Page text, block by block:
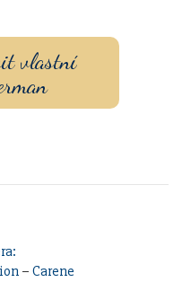
vlastní
– Carene